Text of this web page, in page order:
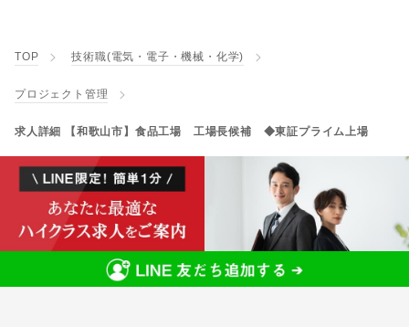
TOP 技術職(電気・電子・機械・化学)
プロジェクト管理
求人詳細 【和歌山市】食品工場 工場長候補 ◆東証プライム上場